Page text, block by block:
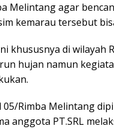
Melintang agar
kemarau tersebut
khususnya di wilayah
hujan namun
05/Rimba Melintang
anggota PT.SRL